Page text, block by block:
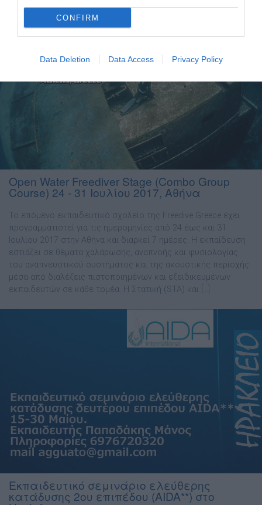
CONFIRM
Data Deletion Data Access Privacy Policy
Open Water Freediver Stage (Combo Group
Course) 24 - 31 Ιουλίου 2017, Αθήνα
Το επόμενο εκπαιδευτικό σχολείο της Freedive Greece έχει
προγραμματιστεί για τις ημερομηνίες από 24 έως και 31
Ιουλίου 2017 στην Αθήνα και διαρκεί 7 ημέρες. Η εκπαίδευση
εστιάζει σε θέματα χαλάρωσης, αναπνοής και φυσιολογίας
του αναπνευστικού συστήματος και της ακουστικής περιοχής
μέσα από διαλέξεις πιστοποιημένων και εξειδικευμένων
εκπαιδευτών σε κάθε τομέα. Η Στατική (STA) και […]
Εκπαιδευτικό σεμινάριο ελεύθερης
κατάδυσης 2ου επιπέδου (AIDA**) στο